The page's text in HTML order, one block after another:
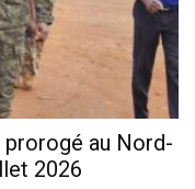
prorogé au Nord-
2026